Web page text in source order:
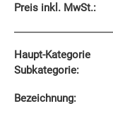
Preis inkl. MwSt.:
Haupt-Kategorie
Subkategorie:
Bezeichnung: